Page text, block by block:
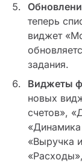
теперь
виджет
задания.
Виджеты
новых
счетов»,
«Динамика
«Выручка